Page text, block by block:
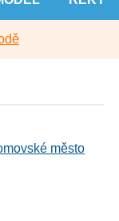
město